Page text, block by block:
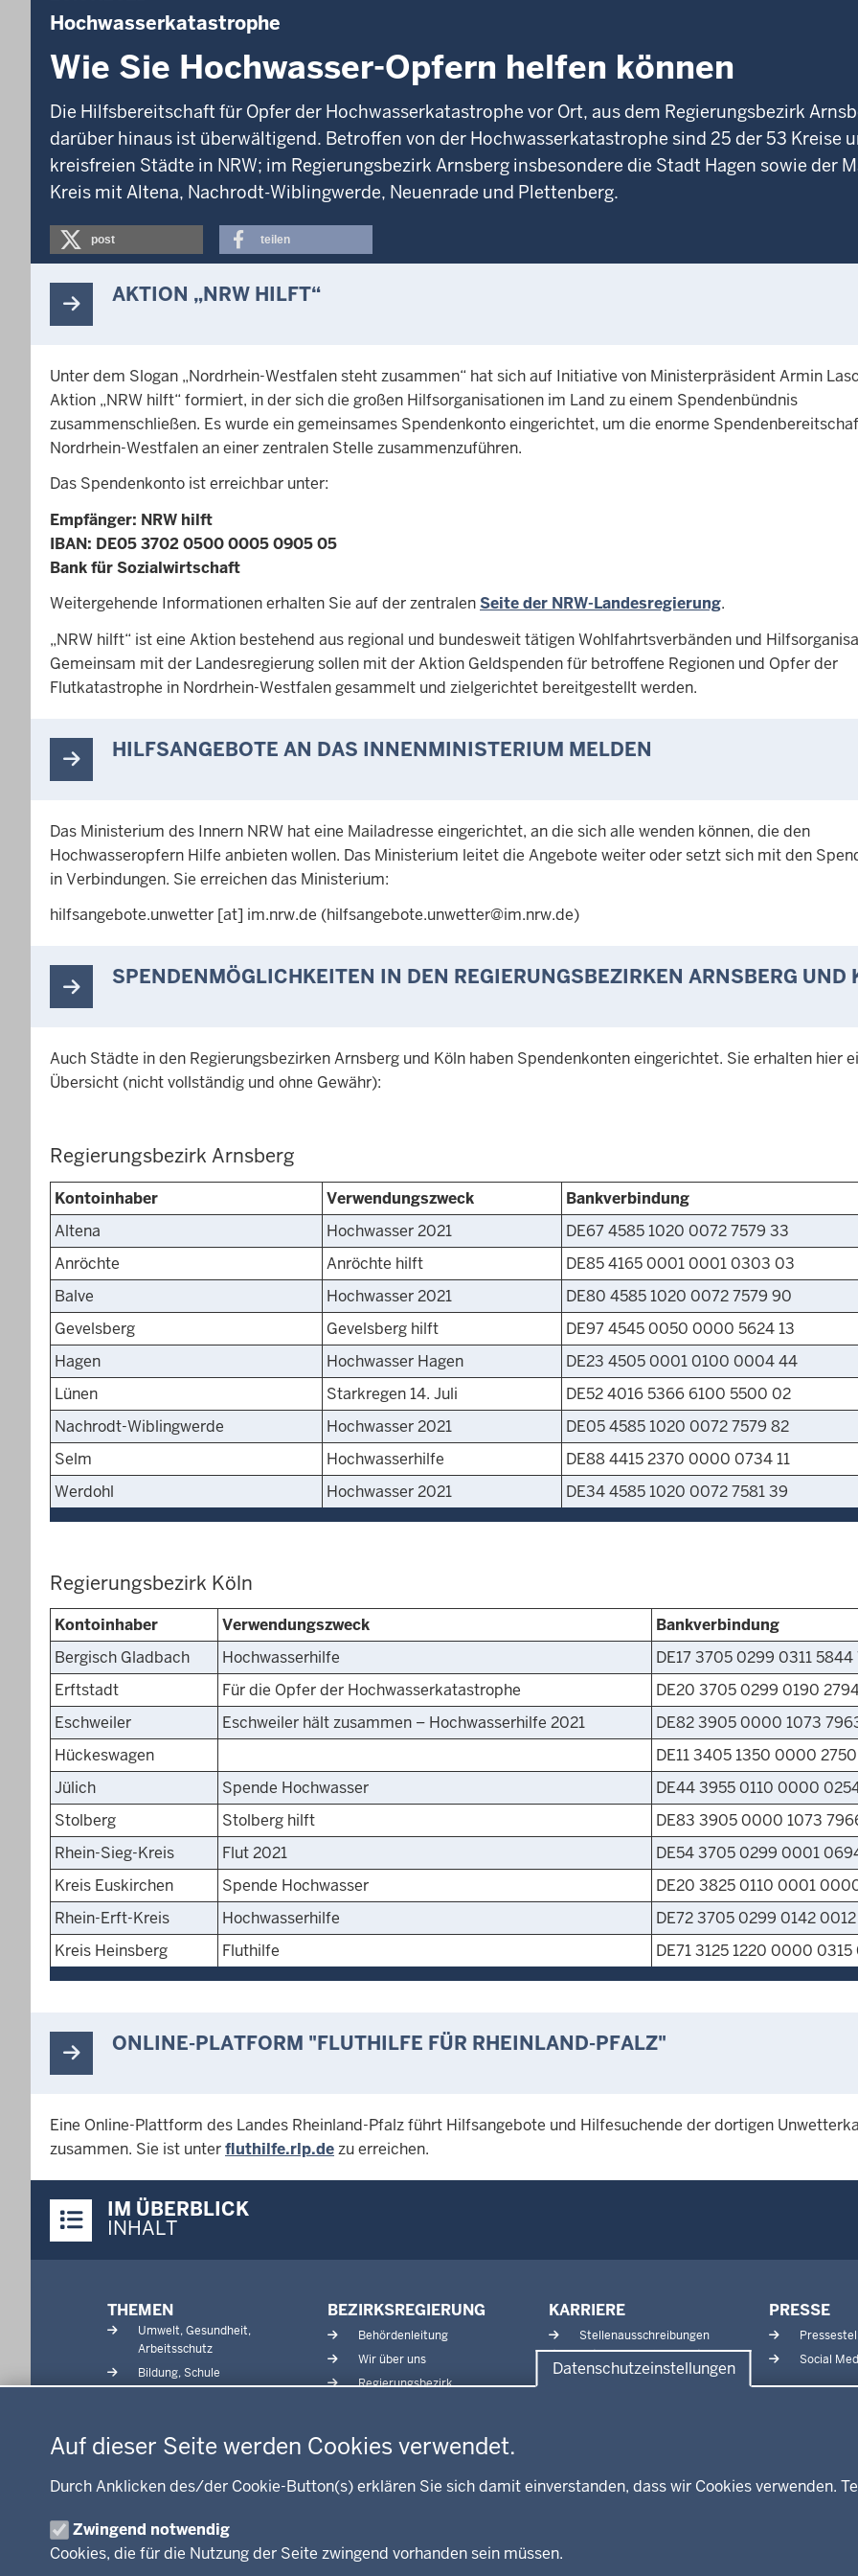
Datenschutzeinstellungen
Auf dieser Seite werden Cookies verwendet.
Durch Anklicken des/der Cookie-Button(s) erklären Sie sich damit einverstanden, dass wir Cookies verwenden.
Zwingend notwendig
Cookies, die für die Nutzung der Seite zwingend vorhanden sein müssen.
Hochwasserkatastrophe
Wie Sie Hochwasser-Opfern helfen können
Die Hilfsbereitschaft für Opfer der Hochwasserkatastrophe vor Ort, aus dem Regierungsbezirk
darüber hinaus ist überwältigend. Betroffen von der Hochwasserkatastrophe sind 25 der 53 Kreise
kreisfreien Städte in NRW; im Regierungsbezirk Arnsberg insbesondere die Stadt Hagen sowie der
Kreis mit Altena, Nachrodt-Wiblingwerde, Neuenrade und Plettenberg.
post teilen
AKTION „NRW HILFT“
Unter dem Slogan „Nordrhein-Westfalen steht zusammen“ hat sich auf Initiative von Ministerpräsident Armin
Aktion „NRW hilft“ formiert, in der sich die großen Hilfsorganisationen im Land zu einem Spendenbündnis
zusammenschließen. Es wurde ein gemeinsames Spendenkonto eingerichtet, um die enorme
Nordrhein-Westfalen an einer zentralen Stelle zusammenzuführen.
Das Spendenkonto ist erreichbar unter:
Empfänger: NRW hilft
IBAN: DE05 3702 0500 0005 0905 05
Bank für Sozialwirtschaft
Weitergehende Informationen erhalten Sie auf der zentralenSeite der NRW-Landesregierung.
„NRW hilft“ ist eine Aktion bestehend aus regional und bundesweit tätigen Wohlfahrtsverbänden und
Gemeinsam mit der Landesregierung sollen mit der Aktion Geldspenden für betroffene Regionen und Opfer der
Flutkatastrophe in Nordrhein-Westfalen gesammelt und zielgerichtet bereitgestellt werden.
HILFSANGEBOTE AN DAS INNENMINISTERIUM MELDEN
Das Ministerium des Innern NRW hat eine Mailadresse eingerichtet, an die sich alle wenden können, die den
Hochwasseropfern Hilfe anbieten wollen. Das Ministerium leitet die Angebote weiter oder setzt sich mit den
in Verbindungen. Sie erreichen das Ministerium:
hilfsangebote.unwetter [at] im.nrw.de (hilfsangebote.unwetter@im.nrw.de)
SPENDENMÖGLICHKEITEN IN DEN REGIERUNGSBEZIRKEN ARNSBERG UND
Auch Städte in den Regierungsbezirken Arnsberg und Köln haben Spendenkonten eingerichtet. Sie erhalten hier
Übersicht (nicht vollständig und ohne Gewähr):
Regierungsbezirk Arnsberg
Kontoinhaber Verwendungszweck
Bankverbindung
Altena
Hochwasser 2021
DE67 4585 1020 0072 7579 33
Anröchte
Anröchte hilft
DE85 4165 0001 0001 0303 03
Balve
Hochwasser 2021
DE80 4585 1020 0072 7579 90
Gevelsberg
Gevelsberg hilft
DE97 4545 0050 0000 5624 13
Hagen
Hochwasser Hagen
DE23 4505 0001 0100 0004 44
Lünen
Starkregen 14. Juli
DE52 4016 5366 6100 5500 02
Nachrodt-Wiblingwerde
Hochwasser 2021
DE05 4585 1020 0072 7579 82
Selm
Hochwasserhilfe
DE88 4415 2370 0000 0734 11
Werdohl
Hochwasser 2021 DE34 4585 1020 0072 7581 39
Regierungsbezirk Köln
Kontoinhaber Verwendungszweck
Bankverbindung
Bergisch Gladbach
Hochwasserhilfe
DE17 3705 0299 0311 5844
Erftstadt
Für die Opfer der Hochwasserkatastrophe
DE20 3705 0299 0190
Eschweiler
Eschweiler hält zusammen – Hochwasserhilfe 2021
DE82 3905 0000 1073
Hückeswagen
DE11 3405 1350 0000
Jülich
Spende Hochwasser
DE44 3955 0110 0000
Stolberg
Stolberg hilft
DE83 3905 0000 1073
Rhein-Sieg-Kreis
Flut 2021
DE54 3705 0299 0001
Kreis Euskirchen
Spende Hochwasser
DE20 3825 0110 0001
Rhein-Erft-Kreis
Hochwasserhilfe
DE72 3705 0299 0142
Kreis Heinsberg
Fluthilfe DE71 3125 1220 0000 0315
ONLINE-PLATFORM "FLUTHILFE FÜR RHEINLAND-PFALZ"
Eine Online-Plattform des Landes Rheinland-Pfalz führt Hilfsangebote und Hilfesuchende der dortigen
zusammen. Sie ist unterfluthilfe.rlp.dezu erreichen.
Inhalte
IM ÜBERBLICK
INHALT
THEMEN
Umwelt, Gesundheit,
Arbeitsschutz
Bildung, Schule
Kommunalaufsicht, Planung,
Energie, Bergbau
Kultur, Sport
Recht, Ordnung
Förderportal, Wirtschaft
BEZIRKSREGIERUNG
Behördenleitung
Wir über uns
Regierungsbezirk
KARRIERE
Stellenausschreibungen
Aktuelle Ausbildungsstellen
und Praktika
PRESSE
Social